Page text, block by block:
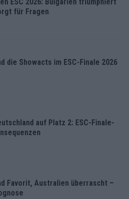
für Fragen
die Showacts im ESC-Finale 2026
auf Platz 2: ESC-Finale-
Favorit, Australien überrascht –